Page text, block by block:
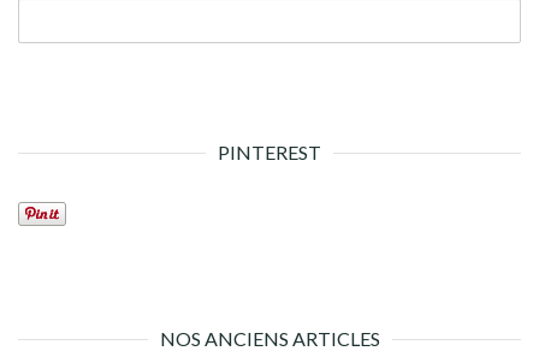
PINTEREST
NOS ANCIENS ARTICLES